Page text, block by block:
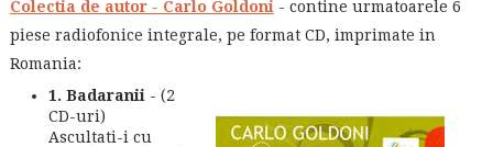
Colectia de autor - Carlo Goldoni - contine urmatoarele 6
piese radiofonice integrale, pe format CD, imprimate in
Romania:
1. Badaranii - (2
CD-uri)
Ascultati-i cu